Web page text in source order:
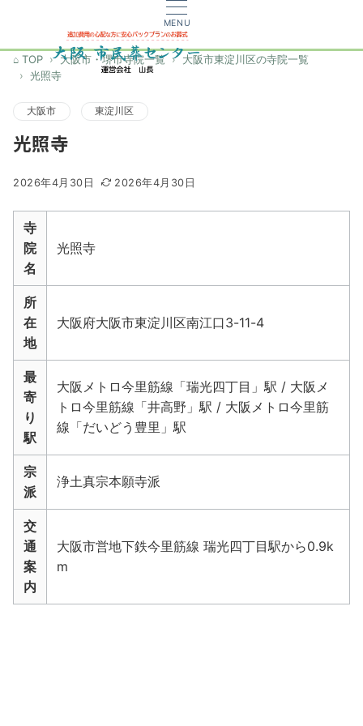
MENU
TOP 大阪市・堺市寺院一覧
大阪市東淀川区の寺院一覧
光照寺
大阪市 東淀川区
光照寺
2026年4月30日 2026年4月30日
寺
院
名
光照寺
所
在
地
大阪府大阪市東淀川区南江口3-11-4
最
寄
り
駅
大阪メトロ今里筋線「瑞光四丁目」駅 / 大阪メ
トロ今里筋線「井高野」駅 / 大阪メトロ今里筋
線「だいどう豊里」駅
宗
派
浄土真宗本願寺派
交
通
案
内
大阪市営地下鉄今里筋線 瑞光四丁目駅から0.9k
m